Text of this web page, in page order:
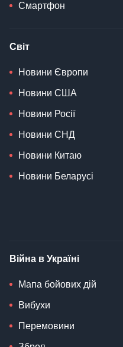
Смартфон
Світ
Новини Європи
Новини США
Новини Росії
Новини СНД
Новини Китаю
Новини Беларусі
Війна в Україні
Мапа бойових дій
Вибухи
Перемовини